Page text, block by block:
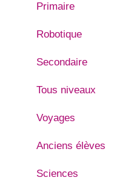
Primaire
Robotique
Secondaire
Tous niveaux
Voyages
Anciens élèves
Sciences